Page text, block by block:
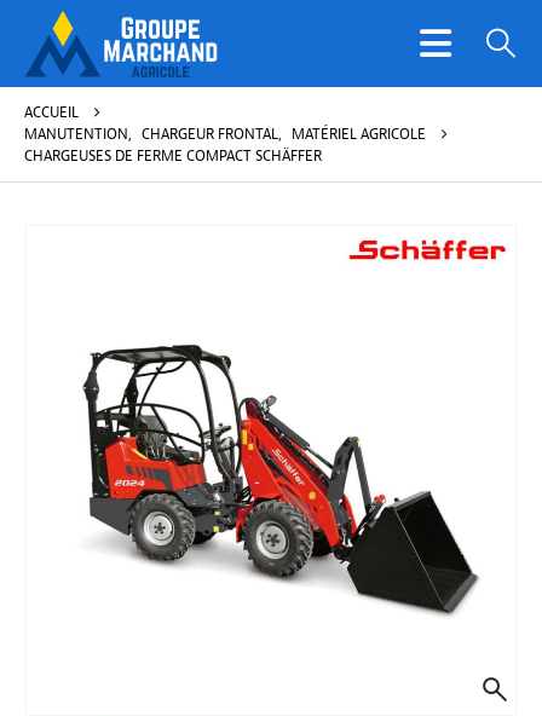
ACCUEIL
MANUTENTION, CHARGEUR FRONTAL,
MATÉRIEL AGRICOLE
CHARGEUSES DE FERME COMPACT SCHÄFFER